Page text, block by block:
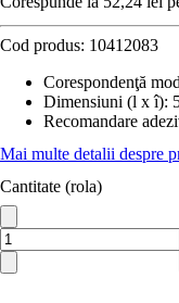
Cod produs: 10412083
Corespondenţă
Dimensiuni (l x î):
Recomandare
Mai multe detalii despre
Cantitate (rola)